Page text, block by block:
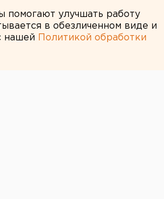
помогают улучшать работу
в обезличенном виде и
нашей
Политикой обработки